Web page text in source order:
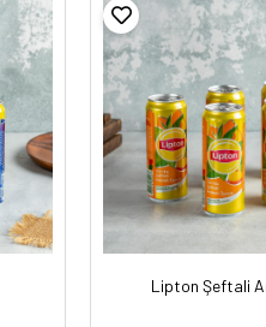
Lipton Şeftali